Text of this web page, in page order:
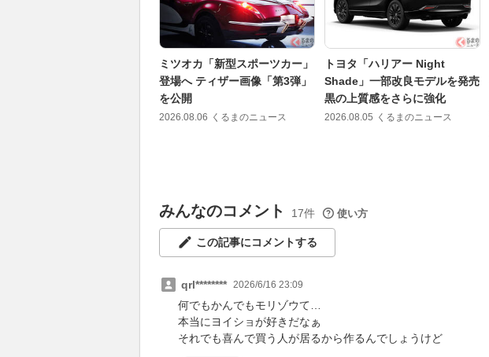
ミツオカ「新型スポーツカー」
登場へ ティザー画像「第3弾」
を公開
2026.08.06 くるまのニュース
トヨタ「ハリアー Night
Shade」一部改良モデルを発売
黒の上質感をさらに強化
2026.08.05 くるまのニュース
みんなのコメント 17件 使い方
この記事にコメントする
qrl******** 2026/6/16 23:09
何でもかんでもモリゾウて…
本当にヨイショが好きだなぁ
それでも喜んで買う人が居るから作るんでしょうけど